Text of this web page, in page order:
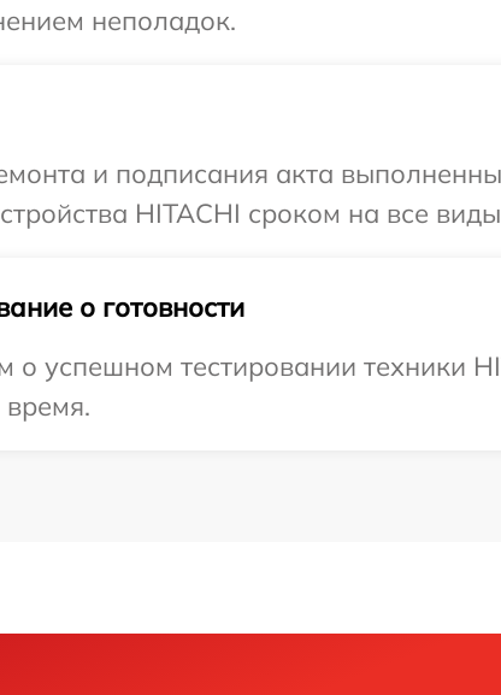
неполадок.
и подписания акта
HITACHI сроком на все
о готовности
успешном тестировании техники